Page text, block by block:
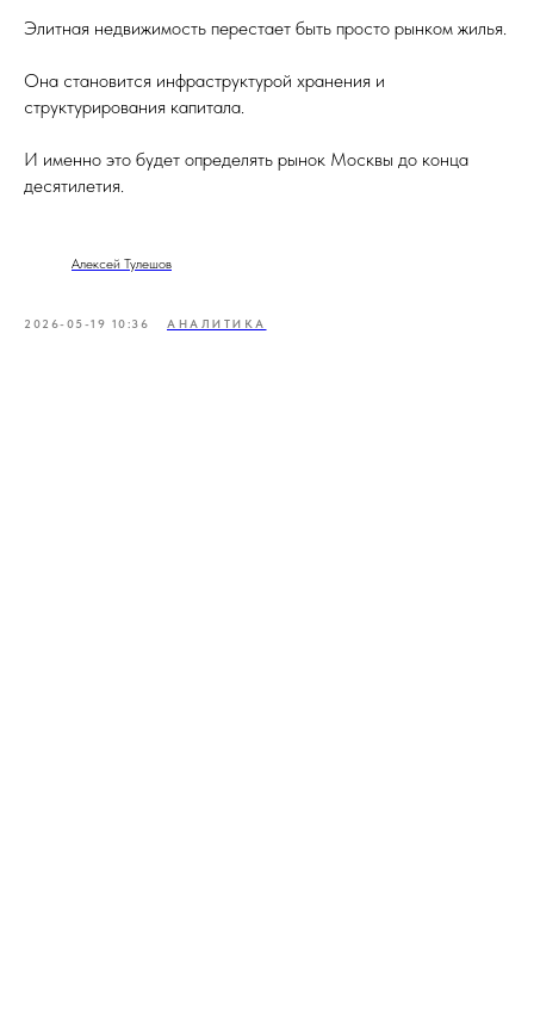
Элитная недвижимость перестает быть просто рынком жилья.
Она становится инфраструктурой хранения и
структурирования капитала.
И именно это будет определять рынок Москвы до конца
десятилетия.
Алексей Тулешов
2026-05-19 10:36 АНАЛИТИКА